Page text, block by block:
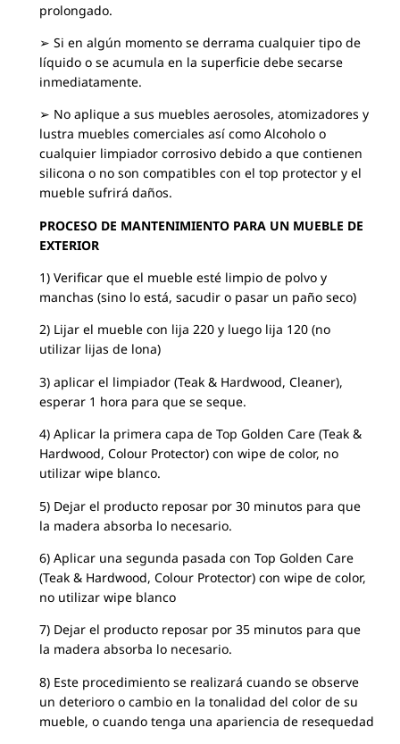
prolongado.
➢ Si en algún momento se derrama cualquier tipo de
líquido o se acumula en la superficie debe secarse
inmediatamente.
➢ No aplique a sus muebles aerosoles, atomizadores y
lustra muebles comerciales así como Alcoholo o
cualquier limpiador corrosivo debido a que contienen
silicona o no son compatibles con el top protector y el
mueble sufrirá daños.
PROCESO DE MANTENIMIENTO PARA UN MUEBLE DE
EXTERIOR
1) Verificar que el mueble esté limpio de polvo y
manchas (sino lo está, sacudir o pasar un paño seco)
2) Lijar el mueble con lija 220 y luego lija 120 (no
utilizar lijas de lona)
3) aplicar el limpiador (Teak & Hardwood, Cleaner),
esperar 1 hora para que se seque.
4) Aplicar la primera capa de Top Golden Care (Teak &
Hardwood, Colour Protector) con wipe de color, no
utilizar wipe blanco.
5) Dejar el producto reposar por 30 minutos para que
la madera absorba lo necesario.
6) Aplicar una segunda pasada con Top Golden Care
(Teak & Hardwood, Colour Protector) con wipe de color,
no utilizar wipe blanco
7) Dejar el producto reposar por 35 minutos para que
la madera absorba lo necesario.
8) Este procedimiento se realizará cuando se observe
un deterioro o cambio en la tonalidad del color de su
mueble, o cuando tenga una apariencia de resequedad